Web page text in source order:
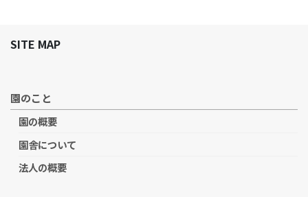
SITE MAP
園のこと
園の概要
園舎について
法人の概要